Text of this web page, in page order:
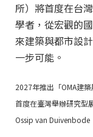
所）將首度在台
學者，從宏觀的
來建築與都市設
一步可能。
2027年推出「OMA建
首度在臺灣舉辦研究
Ossip van Duivenbode